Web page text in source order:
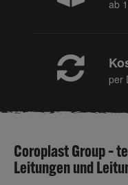
ab
per
Coroplast Group –
Leitungen und